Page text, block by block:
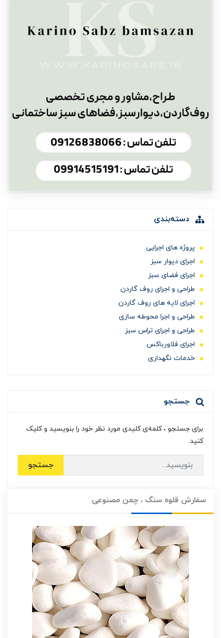
دسته‌بندی
پروژه های اجرایی
اجرای دیوار سبز
اجرای فضای سبز
طراحی و اجرای روف گاردن
اجرای لایه های روف گاردن
طراحی و اجرا محوطه سازی
طراحی و اجرای تراس سبز
اجرای فلاورباکس
خدمات نگهداری
جستجو
برای جستجو ، کلمه‌ی کلیدی مورد نظر خود را بنویسید و کلیک
کنید.
جستجو
سفارش قلوه سنگ ، چمن مصنوعی